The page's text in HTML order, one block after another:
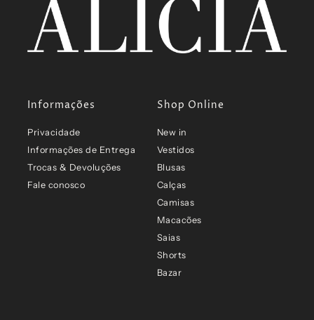
Informações
Privacidade
Informações de Entrega
Trocas & Devoluções
Fale conosco
Shop Online
New in
Vestidos
Blusas
Calças
Camisas
Macacões
Saias
Shorts
Bazar